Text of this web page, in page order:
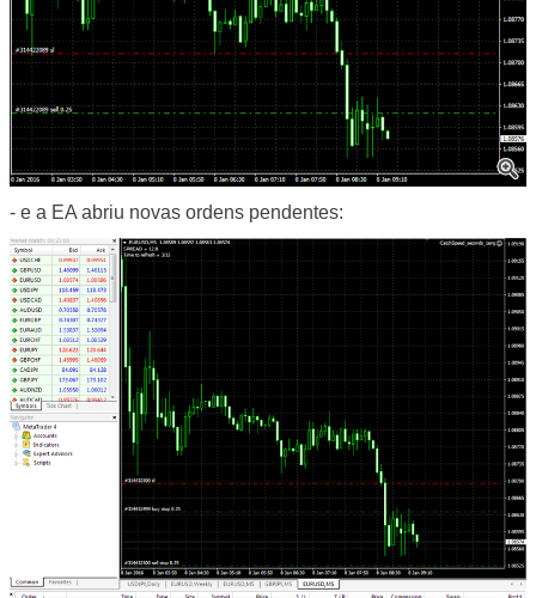
- e a EA abriu novas ordens pendentes: